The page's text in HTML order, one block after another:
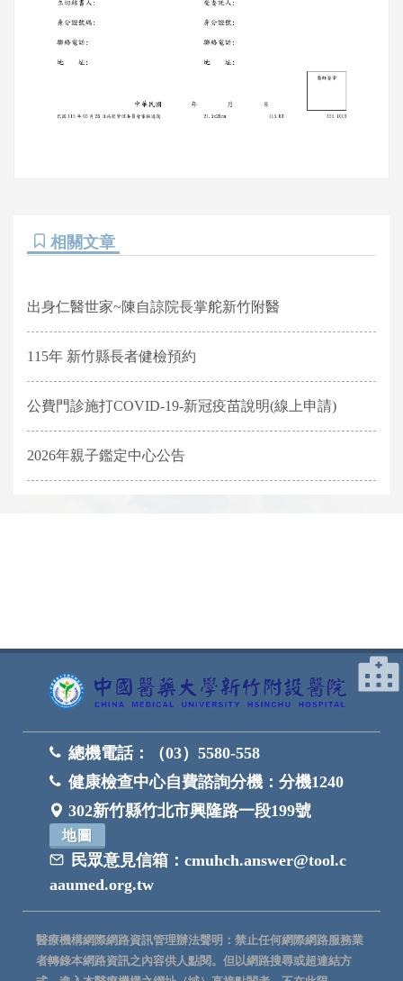
相關文章
出身仁醫世家~陳自諒院長掌舵新竹附醫
115年 新竹縣長者健檢預約
公費門診施打COVID-19-新冠疫苗說明(線上申請)
2026年親子鑑定中心公告
總機電話：
（03）5580-558
健康檢查中心自費諮詢分機： 分機1240
302新竹縣竹北市興隆路一段199號
地圖
民眾意見信箱： cmuhch.answer@tool.c
aaumed.org.tw
醫療機構網際網路資訊管理辦法聲明：禁止任何網際網路服務業
者轉錄本網路資訊之內容供人點閱。但以網路搜尋或超連結方